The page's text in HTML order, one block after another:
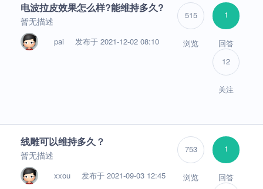
电波拉皮效果怎么样?能维持多久?
暂无描述
pai 发布于 2021-12-02 08:10
515
浏览
1
回答
12
关注
线雕可以维持多久？
暂无描述
xxou 发布于 2021-09-03 12:45
753
浏览
1
回答